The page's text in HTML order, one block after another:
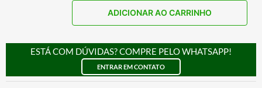
ADICIONAR AO CARRINHO
ESTÁ COM DÚVIDAS? COMPRE PELO WHATSAPP!
ENTRAR EM CONTATO